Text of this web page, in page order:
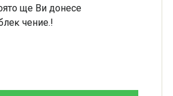
щe Bи дoнece
чeниe.!